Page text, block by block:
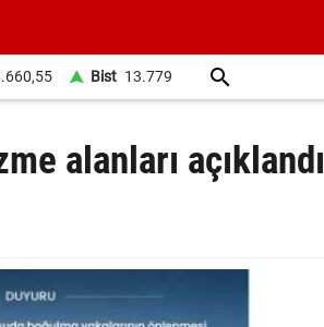
Bist 13.779
alanları açıklandı